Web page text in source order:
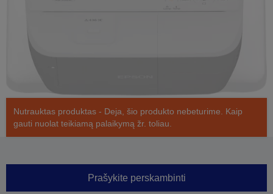
Nutrauktas produktas - Deja, šio produkto nebeturime. Kaip
gauti nuolat teikiamą palaikymą žr. toliau.
Prašykite perskambinti